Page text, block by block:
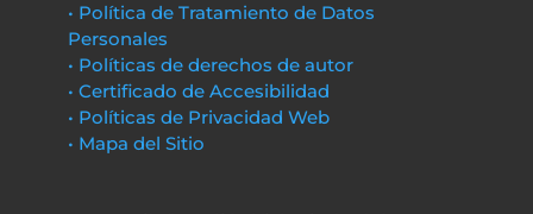
• Política de Tratamiento de Datos
Personales
• Políticas de derechos de autor
• Certificado de Accesibilidad
• Políticas de Privacidad Web
• Mapa del Sitio